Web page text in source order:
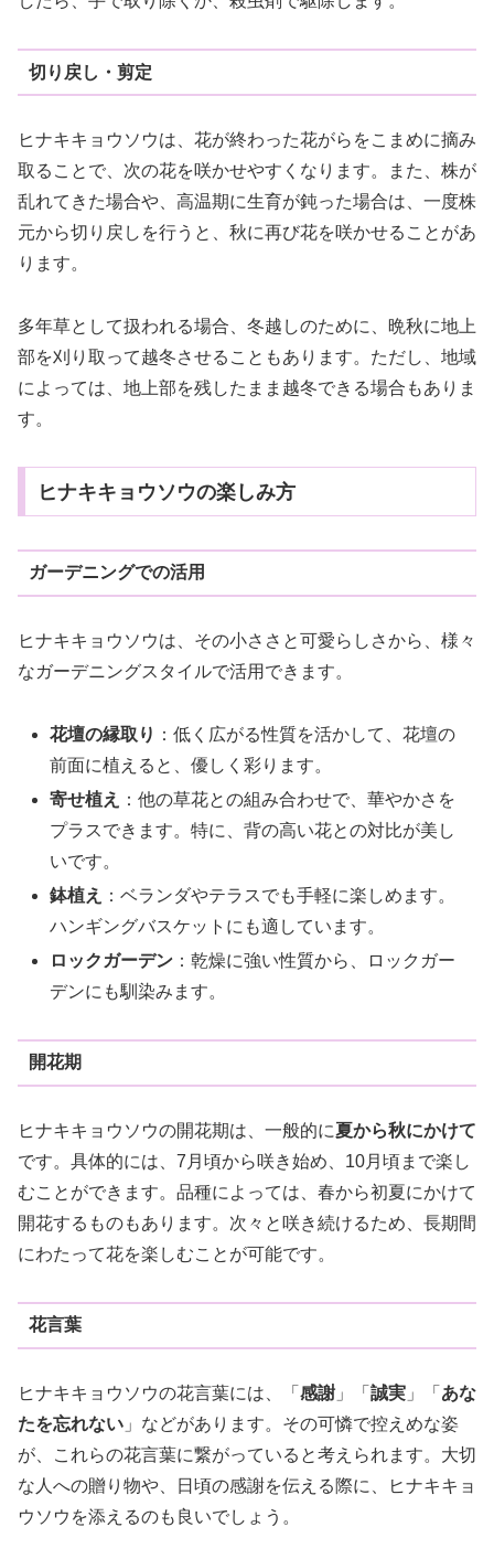
切り戻し・剪定
ヒナキキョウソウは、花が終わった花がらをこまめに摘み
取ることで、次の花を咲かせやすくなります。また、株が
乱れてきた場合や、高温期に生育が鈍った場合は、一度株
元から切り戻しを行うと、秋に再び花を咲かせることがあ
ります。
多年草として扱われる場合、冬越しのために、晩秋に地上
部を刈り取って越冬させることもあります。ただし、地域
によっては、地上部を残したまま越冬できる場合もありま
す。
ヒナキキョウソウの楽しみ方
ガーデニングでの活用
ヒナキキョウソウは、その小ささと可愛らしさから、様々
なガーデニングスタイルで活用できます。
花壇の縁取り ：低く広がる性質を活かして、花壇の
前面に植えると、優しく彩ります。
寄せ植え
：他の草花との組み合わせで、華やかさを
プラスできます。特に、背の高い花との対比が美し
いです。
鉢植え
：ベランダやテラスでも手軽に楽しめます。
ハンギングバスケットにも適しています。
ロックガーデン ：乾燥に強い性質から、ロックガー
デンにも馴染みます。
開花期
ヒナキキョウソウの開花期は、一般的に夏から秋にかけて
です。具体的には、7月頃から咲き始め、10月頃まで楽し
むことができます。品種によっては、春から初夏にかけて
開花するものもあります。次々と咲き続けるため、長期間
にわたって花を楽しむことが可能です。
花言葉
ヒナキキョウソウの花言葉には、「 感謝 」「 誠実 」「 あな
たを忘れない 」などがあります。その可憐で控えめな姿
が、これらの花言葉に繋がっていると考えられます。大切
な人への贈り物や、日頃の感謝を伝える際に、ヒナキキョ
ウソウを添えるのも良いでしょう。